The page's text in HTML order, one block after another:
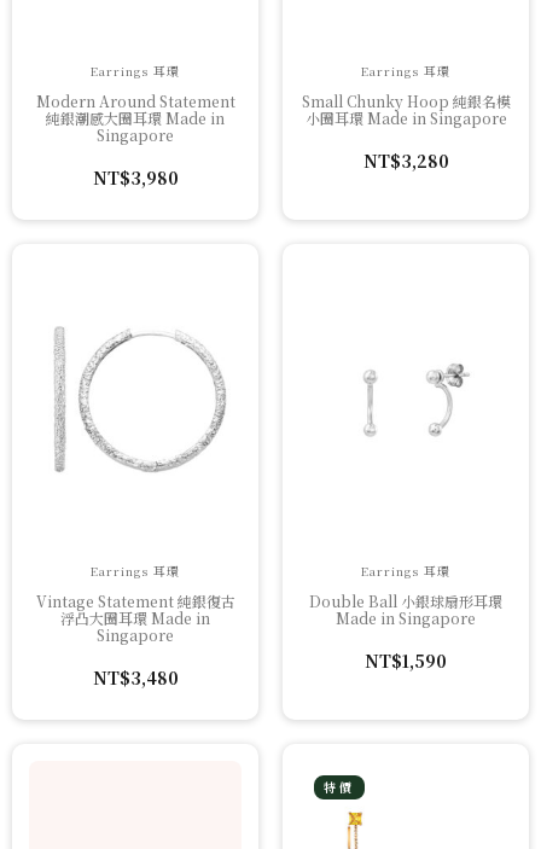
Earrings 耳環
Modern Around Statement
純銀潮感大圈耳環 Made in
Singapore
NT$3,980
Earrings 耳環
Small Chunky Hoop 純銀名模
小圈耳環 Made in Singapore
NT$3,280
Earrings 耳環
Vintage Statement 純銀復古
浮凸大圈耳環 Made in
Singapore
NT$3,480
Earrings 耳環
Double Ball 小銀球扇形耳環
Made in Singapore
NT$1,590
特價